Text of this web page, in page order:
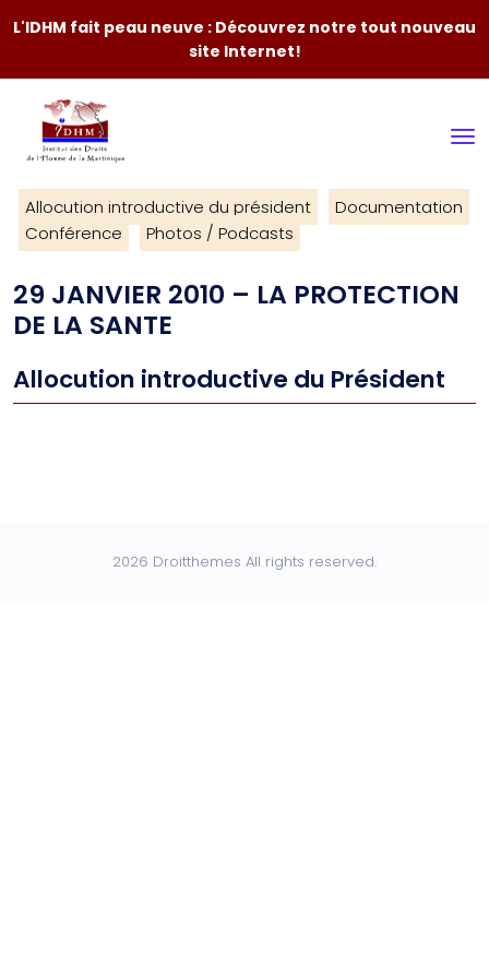
L'IDHM fait peau neuve : Découvrez notre tout nouveau
site Internet!
Allocution introductive du président
Documentation
Conférence
Photos / Podcasts
29 JANVIER 2010 – LA PROTECTION
DE LA SANTE
Allocution introductive du Président
2026 Droitthemes All rights reserved.